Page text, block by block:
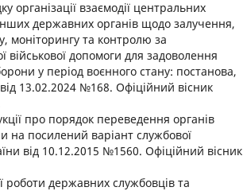
організації взаємодії центральних
державних органів щодо залучення,
моніторингу та контролю за
допомоги для задоволення
у період воєнного стану: постанова,
13.02.2024 №168. Офіційний вісник
про порядок переведення органів
на посилений варіант службової
від 10.12.2015 №1560. Офіційний вісник
роботи державних службовців та